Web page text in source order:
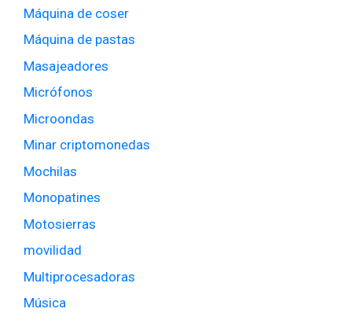
Máquina de coser
Máquina de pastas
Masajeadores
Micrófonos
Microondas
Minar criptomonedas
Mochilas
Monopatines
Motosierras
movilidad
Multiprocesadoras
Música